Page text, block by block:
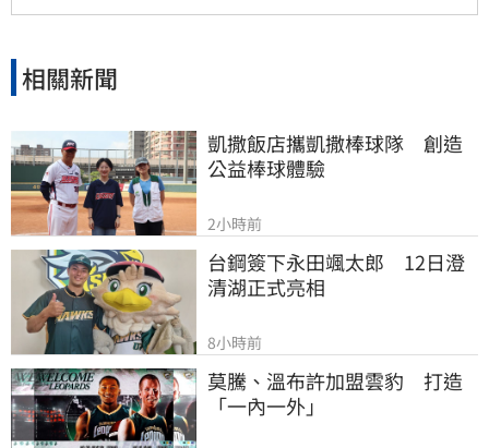
相關新聞
凱撒飯店攜凱撒棒球隊　創造
公益棒球體驗
2小時前
台鋼簽下永田颯太郎　12日澄
清湖正式亮相
8小時前
莫騰、溫布許加盟雲豹　打造
「一內一外」